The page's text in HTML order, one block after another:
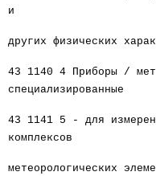
и
других физических
43 1140 4 Приборы /
специализированные
43 1141 5 - для
комплексов
метеорологических